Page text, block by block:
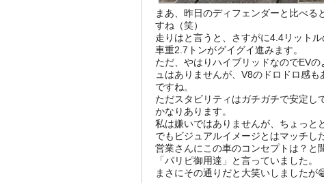
まあ、昨日のディフェンダーと比べ
すね（笑）
走りはと言うと、さすがに4.4リットル
車重2.7トンがグイグイ進みます。
ただ、やはりハイブリッドなのでEV
ュはありませんが、V8のドロドロ感
ですね。
ただスタビリティはガチガチで安定し
かなりあります。
私は嫌いではありませんが、ちょっと
でもビジュアルイメージとはマッチし
営業さんにこの車のコンセプトは？と
「パリピ御用達」と言っていました。
まさにその通りだと大笑いしましたが